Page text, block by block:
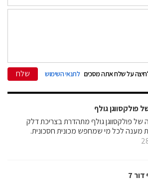
על שלח אתה מסכים לתנאי השימוש שלח
פולקסווגן גולף
פולקסווגן גולף מתהדרת בצריכת דלק
מענה לכל מי שמחפש מכונית חסכונית.
7